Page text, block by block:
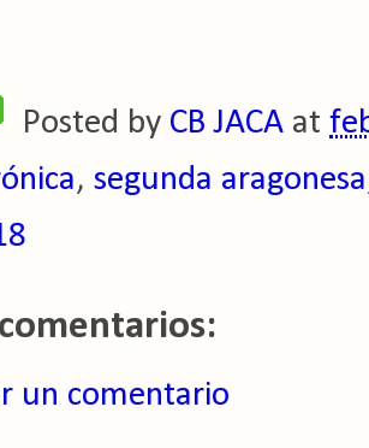
Posted by CB JACA at
, segunda aragonesa
un comentario